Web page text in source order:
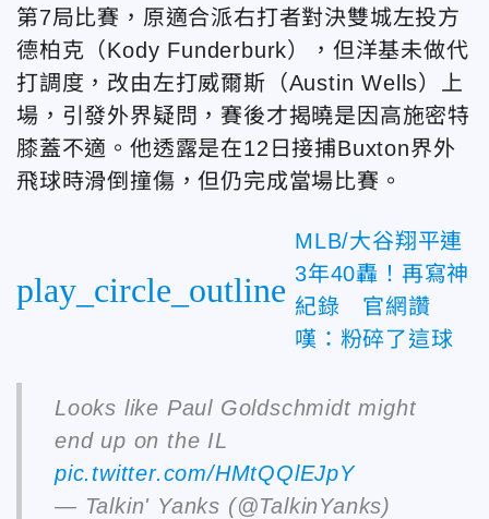
第7局比賽，原適合派右打者對決雙城左投方
德柏克（Kody Funderburk），但洋基未做代
打調度，改由左打威爾斯（Austin Wells）上
場，引發外界疑問，賽後才揭曉是因高施密特
膝蓋不適。他透露是在12日接捕Buxton界外
飛球時滑倒撞傷，但仍完成當場比賽。
play_circle_outline
MLB/大谷翔平連
3年40轟！再寫神
紀錄 官網讚
嘆：粉碎了這球
Looks like Paul Goldschmidt might
end up on the IL
pic.twitter.com/HMtQQlEJpY
— Talkin' Yanks (@TalkinYanks)